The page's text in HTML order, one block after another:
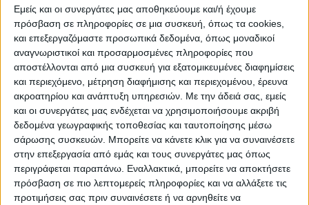
Εμείς και οι συνεργάτες μας αποθηκεύουμε και/ή έχουμε
πρόσβαση σε πληροφορίες σε μια συσκευή, όπως τα cookies,
και επεξεργαζόμαστε προσωπικά δεδομένα, όπως μοναδικοί
αναγνωριστικοί και προσαρμοσμένες πληροφορίες που
αποστέλλονται από μια συσκευή για εξατομικευμένες διαφημίσεις
και περιεχόμενο, μέτρηση διαφήμισης και περιεχομένου, έρευνα
ακροατηρίου και ανάπτυξη υπηρεσιών. Με την άδειά σας, εμείς
και οι συνεργάτες μας ενδέχεται να χρησιμοποιήσουμε ακριβή
δεδομένα γεωγραφικής τοποθεσίας και ταυτοποίησης μέσω
σάρωσης συσκευών. Μπορείτε να κάνετε κλικ για να συναινέσετε
στην επεξεργασία από εμάς και τους συνεργάτες μας όπως
περιγράφεται παραπάνω. Εναλλακτικά, μπορείτε να αποκτήσετε
πρόσβαση σε πιο λεπτομερείς πληροφορίες και να αλλάξετε τις
προτιμήσεις σας πριν συναινέσετε ή να αρνηθείτε να
ΠΑΡΟΜΟΙΑ ΑΡΘΡΑ